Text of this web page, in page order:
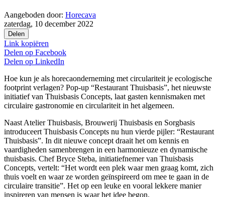
Aangeboden door: Horecava
zaterdag, 10 december 2022
Delen
Link kopiëren
Delen op Facebook
Delen op LinkedIn
Hoe kun je als horecaonderneming met circulariteit je ecologische
footprint verlagen? Pop-up “Restaurant Thuisbasis”, het nieuwste
initiatief van Thuisbasis Concepts, laat gasten kennismaken met
circulaire gastronomie en circulariteit in het algemeen.
Naast Atelier Thuisbasis, Brouwerij Thuisbasis en Sorgbasis
introduceert Thuisbasis Concepts nu hun vierde pijler: “Restaurant
Thuisbasis”. In dit nieuwe concept draait het om kennis en
vaardigheden samenbrengen in een harmonieuze en dynamische
thuisbasis. Chef Bryce Steba, initiatiefnemer van Thuisbasis
Concepts, vertelt: “Het wordt een plek waar men graag komt, zich
thuis voelt en waar ze worden geïnspireerd om mee te gaan in de
circulaire transitie”. Het op een leuke en vooral lekkere manier
inspireren van mensen is waar het idee begon.